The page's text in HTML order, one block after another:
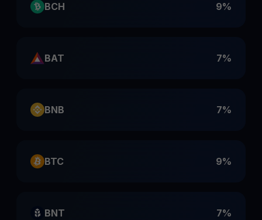
BCH 9%
BAT 7%
BNB 7%
BTC 9%
BNT 7%